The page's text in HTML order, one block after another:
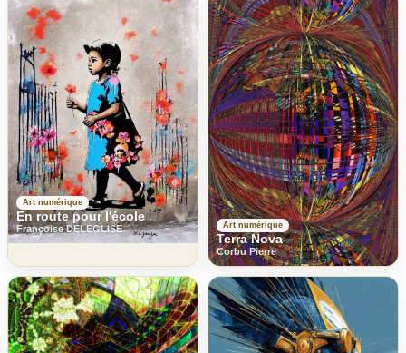
Art numérique
En route pour l'école
Françoise DELEGLISE Art numérique
Terra Nova
Corbu Pierre